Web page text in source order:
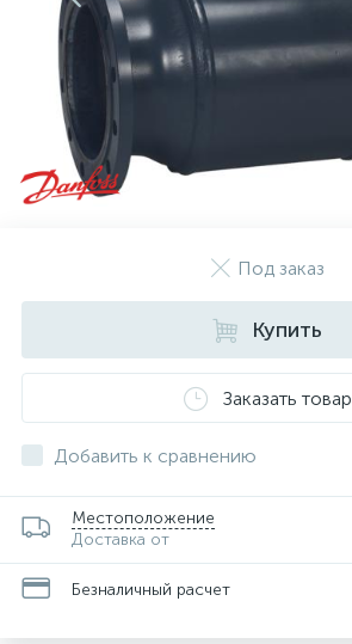
Под заказ
Купить
Заказать товар
Добавить к сравнению
Местоположение
Доставка от
Безналичный расчет